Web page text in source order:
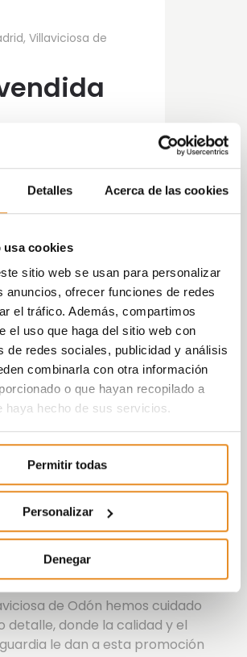
Detalles Acerca de las cookies
usa cookies
sitio web se usan para personalizar
anuncios, ofrecer funciones de redes
el tráfico. Además, compartimos
el uso que haga del sitio web con
de redes sociales, publicidad y análisis
combinarla con otra información
o que hayan recopilado a
haya hecho de sus servicios.
Permitir todas
Personalizar
Denegar
Villaviciosa de
de Odón
para tu comodidad y la de
cada día puede ser mejor que el
promoción de 36 viviendas
y 5 dormitoriosdistribuidas en
ellas diseñadas con una
y construidas con
3 plazas de garaje en
de superficie, y si se desea, con
piscina.
lugar ideal donde desarrollar tu
con la combinación
lugar tranquilo y desarrollo
de Odón hemos cuidado
detalle, donde la calidad y el
le dan a esta promoción